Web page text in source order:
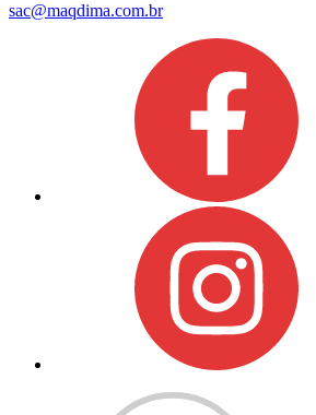
sac@maqdima.com.br